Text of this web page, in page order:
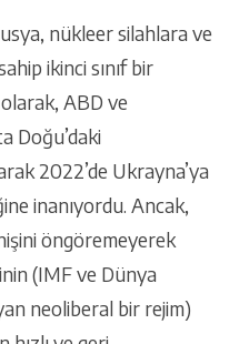
nükleer silahlara ve
ikinci sınıf bir
ABD ve
Doğu’daki
2022’de Ukrayna’ya
inanıyordu. Ancak,
öngöremeyerek
(IMF ve Dünya
neoliberal bir rejim)